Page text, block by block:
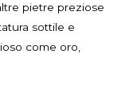
pietre preziose
sottile e
come oro,